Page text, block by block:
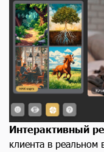
Интерактивный
клиента в реальном